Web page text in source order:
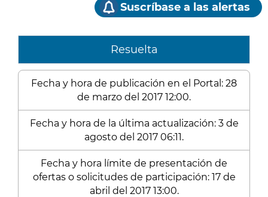
Suscríbase a las alertas
Resuelta
Fecha y hora de publicación en el Portal: 28
de marzo del 2017 12:00.
Fecha y hora de la última actualización: 3 de
agosto del 2017 06:11.
Fecha y hora límite de presentación de
ofertas o solicitudes de participación: 17 de
abril del 2017 13:00.